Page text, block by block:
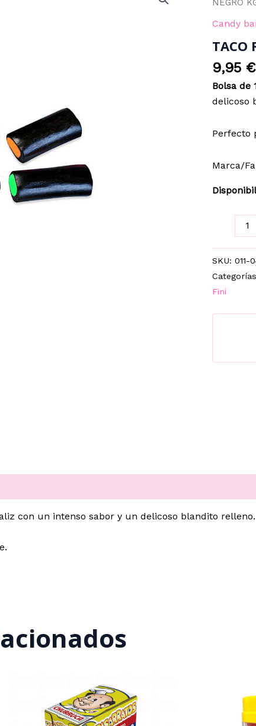
NEGRO
Candy
TACO
9,95 €
Bolsa de
delicoso
Perfecto
Marca/
RELLENO
NEGRO
SKU: 011-
Fini
con un intenso sabor y un delicoso blandito relleno.